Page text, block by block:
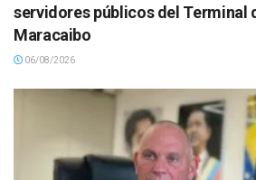
servidores públicos del Terminal
Maracaibo
06/08/2026